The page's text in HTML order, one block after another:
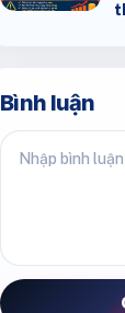
Bình luận